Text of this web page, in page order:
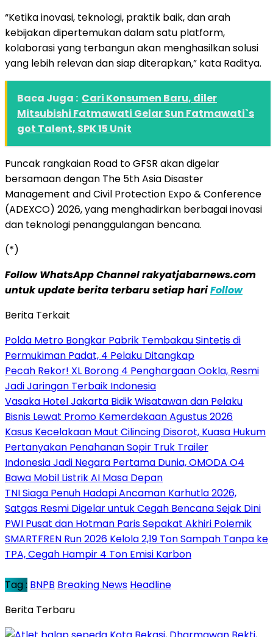
“Ketika inovasi, teknologi, praktik baik, dan arah
kebijakan dipertemukan dalam satu platform,
kolaborasi yang terbangun akan menghasilkan solusi
yang lebih relevan dan siap diterapkan,” kata Raditya.
Baca Juga : Cari Konsumen Baru, diler
Mitsubishi Fatmawati Gelar Sun Fatmawati`s
got Talent, SPK 15 Unit
Puncak rangkaian Road to GFSR akan digelar
bersamaan dengan The 5th Asia Disaster
Management and Civil Protection Expo & Conference
(ADEXCO) 2026, yang menghadirkan berbagai inovasi
dan teknologi penanggulangan bencana.
(*)
Follow WhatsApp Channel rakyatjabarnews.com
untuk update berita terbaru setiap hariFollow
Berita Terkait
Polda Metro Bongkar Pabrik Tembakau Sintetis di
Permukiman Padat, 4 Pelaku Ditangkap
Pecah Rekor! XL Borong 4 Penghargaan Ookla, Resmi
Jadi Jaringan Terbaik Indonesia
Vasaka Hotel Jakarta Bidik Wisatawan dan Pelaku
Bisnis Lewat Promo Kemerdekaan Agustus 2026
Kasus Kecelakaan Maut Cilincing Disorot, Kuasa Hukum
Pertanyakan Penahanan Sopir Truk Trailer
Indonesia Jadi Negara Pertama Dunia, OMODA O4
Bawa Mobil Listrik AI Masa Depan
TNI Siaga Penuh Hadapi Ancaman Karhutla 2026,
Satgas Resmi Digelar untuk Cegah Bencana Sejak Dini
PWI Pusat dan Hotman Paris Sepakat Akhiri Polemik
SMARTFREN Run 2026 Kelola 2,19 Ton Sampah Tanpa ke
TPA, Cegah Hampir 4 Ton Emisi Karbon
Tag : BNPB Breaking News Headline
Berita Terbaru